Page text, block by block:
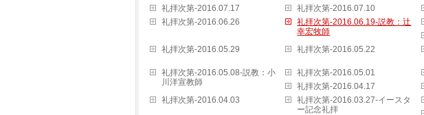
礼拝次第-2016.07.17
礼拝次第-2016.07.10
礼拝次第-2016.06.26
礼拝次第-2016.06.19-説教：辻
幸宏牧師
礼拝次第-2016.05.29
礼拝次第-2016.05.22
礼拝次第-2016.05.08-説教：小
川洋宣教師
礼拝次第-2016.05.01
礼拝次第-2016.04.17
礼拝次第-2016.04.03
礼拝次第-2016.03.27-イースタ
ー記念礼拝